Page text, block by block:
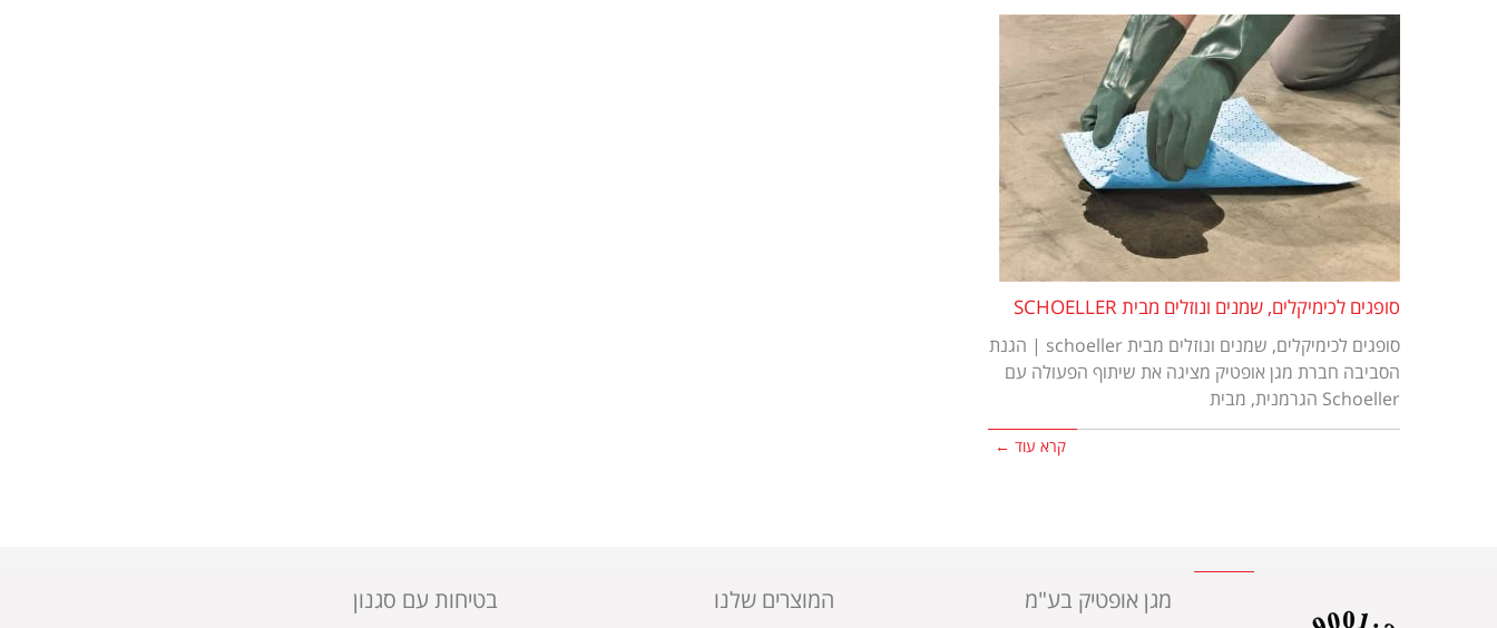
סופגים לכימיקלים, שמנים ונוזלים מבית SCHOELLER
סופגים לכימיקלים, שמנים ונוזלים מבית schoeller | הגנת
הסביבה חברת מגן אופטיק מציגה את שיתוף הפעולה עם
Schoeller הגרמנית, מבית
קרא עוד ←
מגן אופטיק בע"מ המוצרים שלנו בטיחות עם סגנון